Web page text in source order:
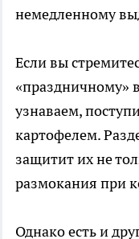
немедленному
Если вы
«праздничному»
узнаваем,
картофелем.
защитит их не
размокания при
Однако есть и